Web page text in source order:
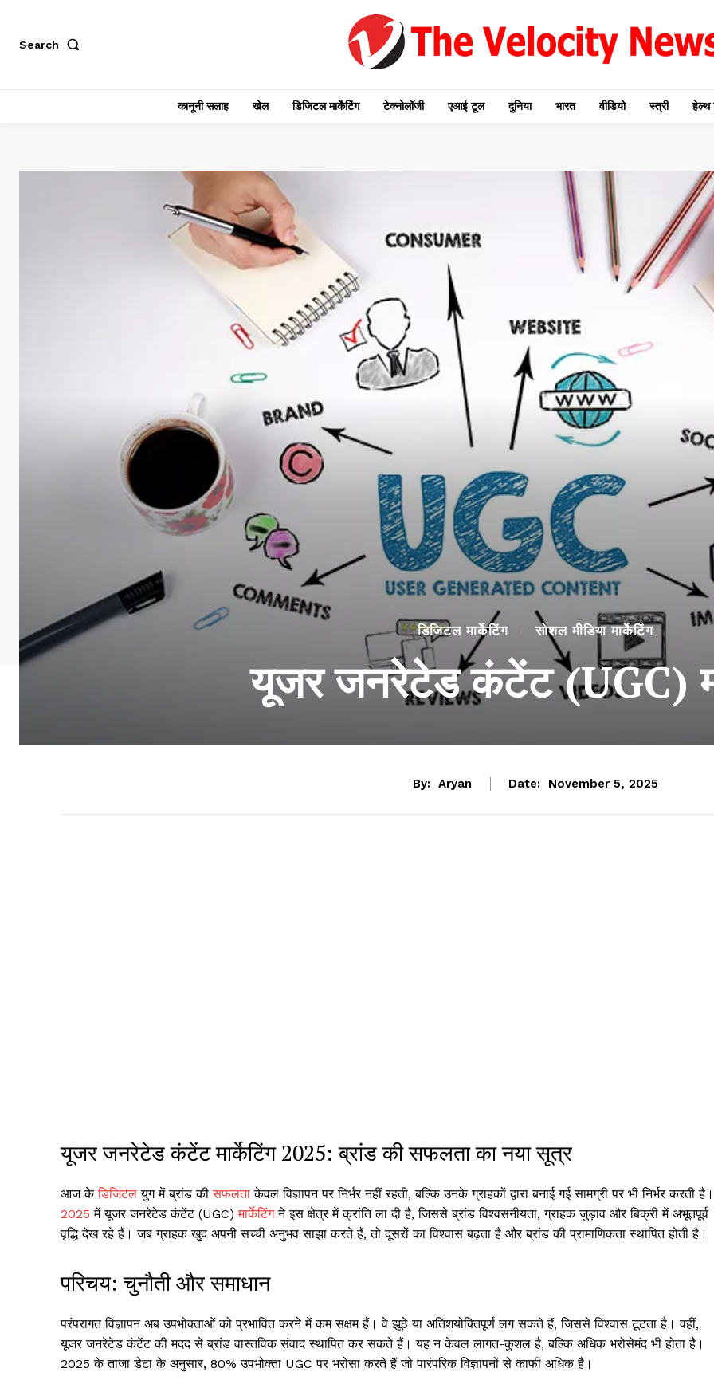
Search
कानूनी सलाह खेल डिजिटल मार्केटिंग टेक्नोलॉजी एआई टूल दुनिया भारत वीडियो स्त्री हेल्थ
डिजिटल मार्केटिंग सोशल मीडिया मार्केटिंग
यूजर जनरेटेड कंटेंट (UGC)
By: Aryan Date: November 5, 2025
यूजर जनरेटेड कंटेंट मार्केटिंग 2025: ब्रांड की सफलता का नया सूत्र
आज केडिजिटल युग में ब्रांड कीसफलता केवल विज्ञापन पर निर्भर नहीं रहती, बल्कि उनके ग्राहकों द्वारा बनाई गई सामग्री पर भी निर्भर करती है।
2025 में यूजर जनरेटेड कंटेंट (UGC)मार्केटिंगने इस क्षेत्र में क्रांति ला दी है, जिससे ब्रांड विश्वसनीयता, ग्राहक जुड़ाव और बिक्री में अभूतपूर्व
वृद्धि देख रहे हैं। जब ग्राहक खुद अपनी सच्ची अनुभव साझा करते हैं, तो दूसरों का विश्वास बढ़ता है और ब्रांड की प्रामाणिकता स्थापित होती है।
परिचय: चुनौती और समाधान
परंपरागत विज्ञापन अब उपभोक्ताओं को प्रभावित करने में कम सक्षम हैं। वे झूठे या अतिशयोक्तिपूर्ण लग सकते हैं, जिससे विश्वास टूटता है। वहीं,
यूजर जनरेटेड कंटेंट की मदद से ब्रांड वास्तविक संवाद स्थापित कर सकते हैं। यह न केवल लागत-कुशल है, बल्कि अधिक भरोसेमंद भी होता है।
2025 के ताजा डेटा के अनुसार, 80% उपभोक्ता UGC पर भरोसा करते हैं जो पारंपरिक विज्ञापनों से काफी अधिक है।